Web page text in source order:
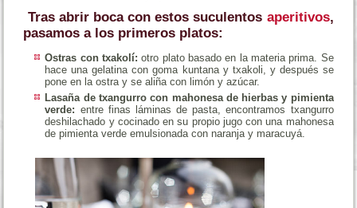
Tras abrir boca con estos suculentos aperitivos,
pasamos a los primeros platos:
Ostras con txakolí: otro plato basado en la materia prima. Se
hace una gelatina con goma kuntana y txakoli, y después se
pone en la ostra y se aliña con limón y azúcar.
Lasaña de txangurro con mahonesa de hierbas y pimienta
verde: entre finas láminas de pasta, encontramos txangurro
deshilachado y cocinado en su propio jugo con una mahonesa
de pimienta verde emulsionada con naranja y maracuyá.